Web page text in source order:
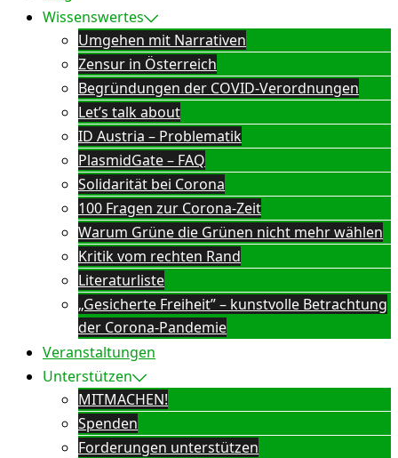
Wissenswertes
Umgehen mit Narrativen
Zensur in Österreich
Begründungen der COVID-Verordnungen
Let’s talk about
ID Austria – Problematik
PlasmidGate – FAQ
Solidarität bei Corona
100 Fragen zur Corona-Zeit
Warum Grüne die Grünen nicht mehr wählen
Kritik vom rechten Rand
Literaturliste
„Gesicherte Freiheit” – kunstvolle Betrachtung
der Corona-Pandemie
Veranstaltungen
Unterstützen
MITMACHEN!
Spenden
Forderungen unterstützen